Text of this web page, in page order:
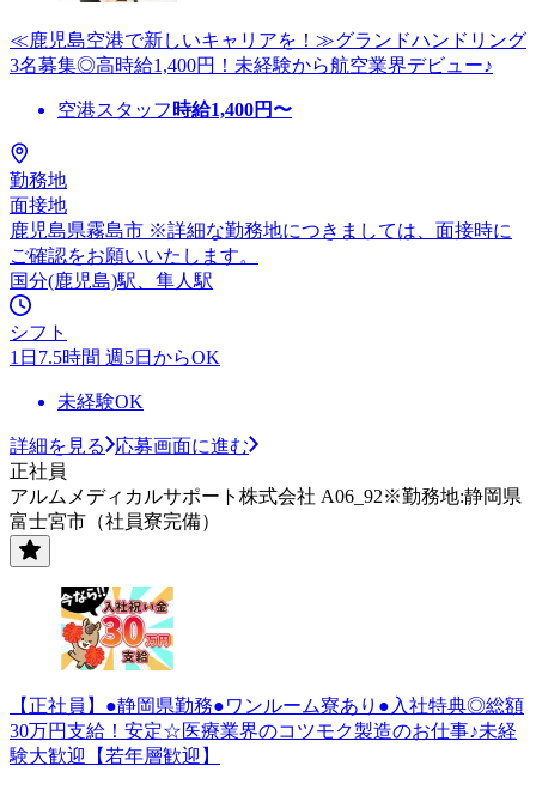
≪鹿児島空港で新しいキャリアを！≫グランドハンドリング
3名募集◎高時給1,400円！未経験から航空業界デビュー♪
空港スタッフ 時給1,400円〜
勤務地
面接地
鹿児島県霧島市 ※詳細な勤務地につきましては、面接時に
ご確認をお願いいたします。
国分(鹿児島)駅、隼人駅
シフト
1日7.5時間 週5日からOK
未経験OK
詳細を見る
応募画面に進む
正社員
アルムメディカルサポート株式会社 A06_92※勤務地:静岡県
富士宮市（社員寮完備）
【正社員】●静岡県勤務●ワンルーム寮あり●入社特典◎総額
30万円支給！安定☆医療業界のコツモク製造のお仕事♪未経
験大歓迎【若年層歓迎】